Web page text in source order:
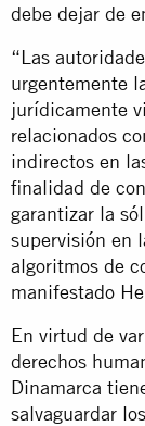
debe dejar de
“Las
urgentemente
jurídicamente
relacionados
indirectos en
finalidad de
garantizar la
supervisión en
algoritmos de
manifestado
En virtud de
derechos
Dinamarca
salvaguardar